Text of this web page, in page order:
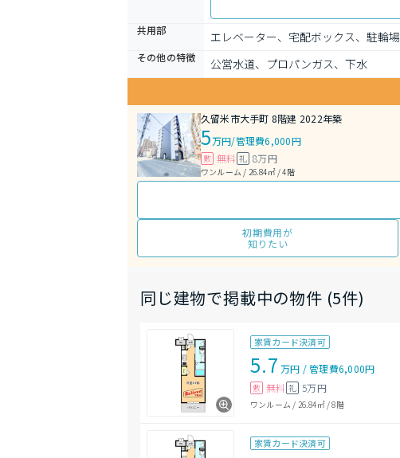
共用部
エレベーター、宅配ボックス、駐輪場
その他の特徴
公営水道、プロパンガス、下水
久留米市大手町 8階建 2022年築
5万円/管理費6,000円
敷 無料 礼 8万円
ワンルーム / 26.84㎡ / 4階
初期費用が
知りたい
同じ建物で掲載中の物件 (5件)
家賃カード決済可
5.7 万円 /管理費6,000円
敷 無料 礼 5万円
ワンルーム / 26.84㎡/8階
家賃カード決済可